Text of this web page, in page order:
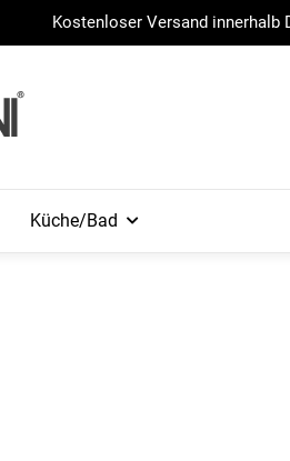
Kostenloser Versand innerhalb
Küche/Bad